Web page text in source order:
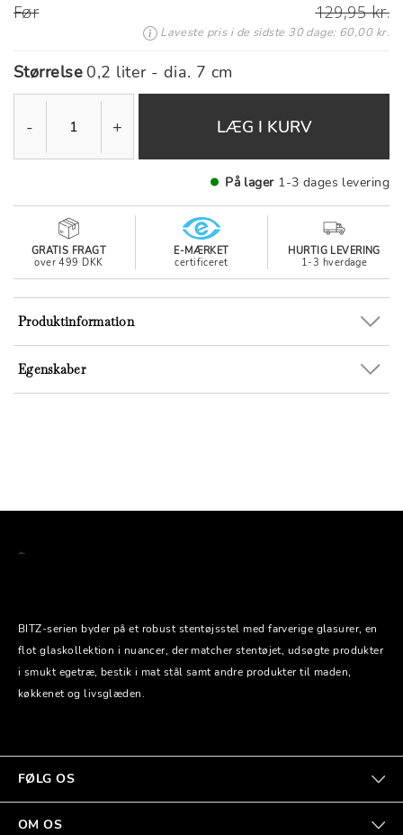
Før 129,95 kr.
Laveste pris i de sidste 30 dage: 60,00 kr.
Størrelse 0,2 liter - dia. 7 cm
- + LÆG I KURV
På lager 1-3 dages levering
GRATIS FRAGT
over 499 DKK
E-MÆRKET
certificeret
HURTIG LEVERING
1-3 hverdage
Egenskaber
Produktinformation
BITZ-serien byder på et robust stentøjsstel med farverige glasurer, en
flot glaskollektion i nuancer, der matcher stentøjet, udsøgte produkter
i smukt egetræ, bestik i mat stål samt andre produkter til maden,
køkkenet og livsglæden.
FØLG OS
OM OS